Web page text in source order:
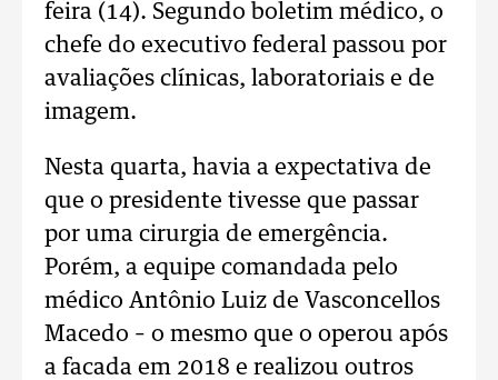
feira (14). Segundo boletim médico, o
chefe do executivo federal passou por
avaliações clínicas, laboratoriais e de
imagem.
Nesta quarta, havia a expectativa de
que o presidente tivesse que passar
por uma cirurgia de emergência.
Porém, a equipe comandada pelo
médico Antônio Luiz de Vasconcellos
Macedo – o mesmo que o operou após
a facada em 2018 e realizou outros